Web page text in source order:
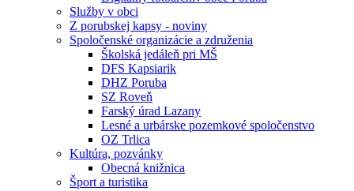
Služby v obci
Z porubskej kapsy - noviny
Spoločenské organizácie a združenia
Školská jedáleň pri MŠ
DFS Kapsiarik
DHZ Poruba
SZ Roveň
Farský úrad Lazany
Lesné a urbárske pozemkové spoločenstvo
OZ Trlica
Kultúra, pozvánky
Obecná knižnica
Šport a turistika